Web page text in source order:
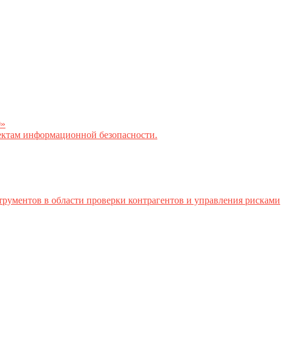
информационной безопасности.
в области проверки контрагентов и управления рисками